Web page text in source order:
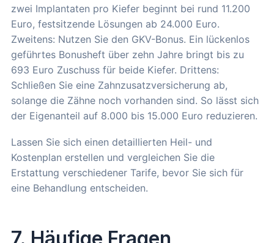
zwei Implantaten pro Kiefer beginnt bei rund 11.200
Euro, festsitzende Lösungen ab 24.000 Euro.
Zweitens: Nutzen Sie den GKV-Bonus. Ein lückenlos
geführtes Bonusheft über zehn Jahre bringt bis zu
693 Euro Zuschuss für beide Kiefer. Drittens:
Schließen Sie eine Zahnzusatzversicherung ab,
solange die Zähne noch vorhanden sind. So lässt sich
der Eigenanteil auf 8.000 bis 15.000 Euro reduzieren.
Lassen Sie sich einen detaillierten Heil- und
Kostenplan erstellen und vergleichen Sie die
Erstattung verschiedener Tarife, bevor Sie sich für
eine Behandlung entscheiden.